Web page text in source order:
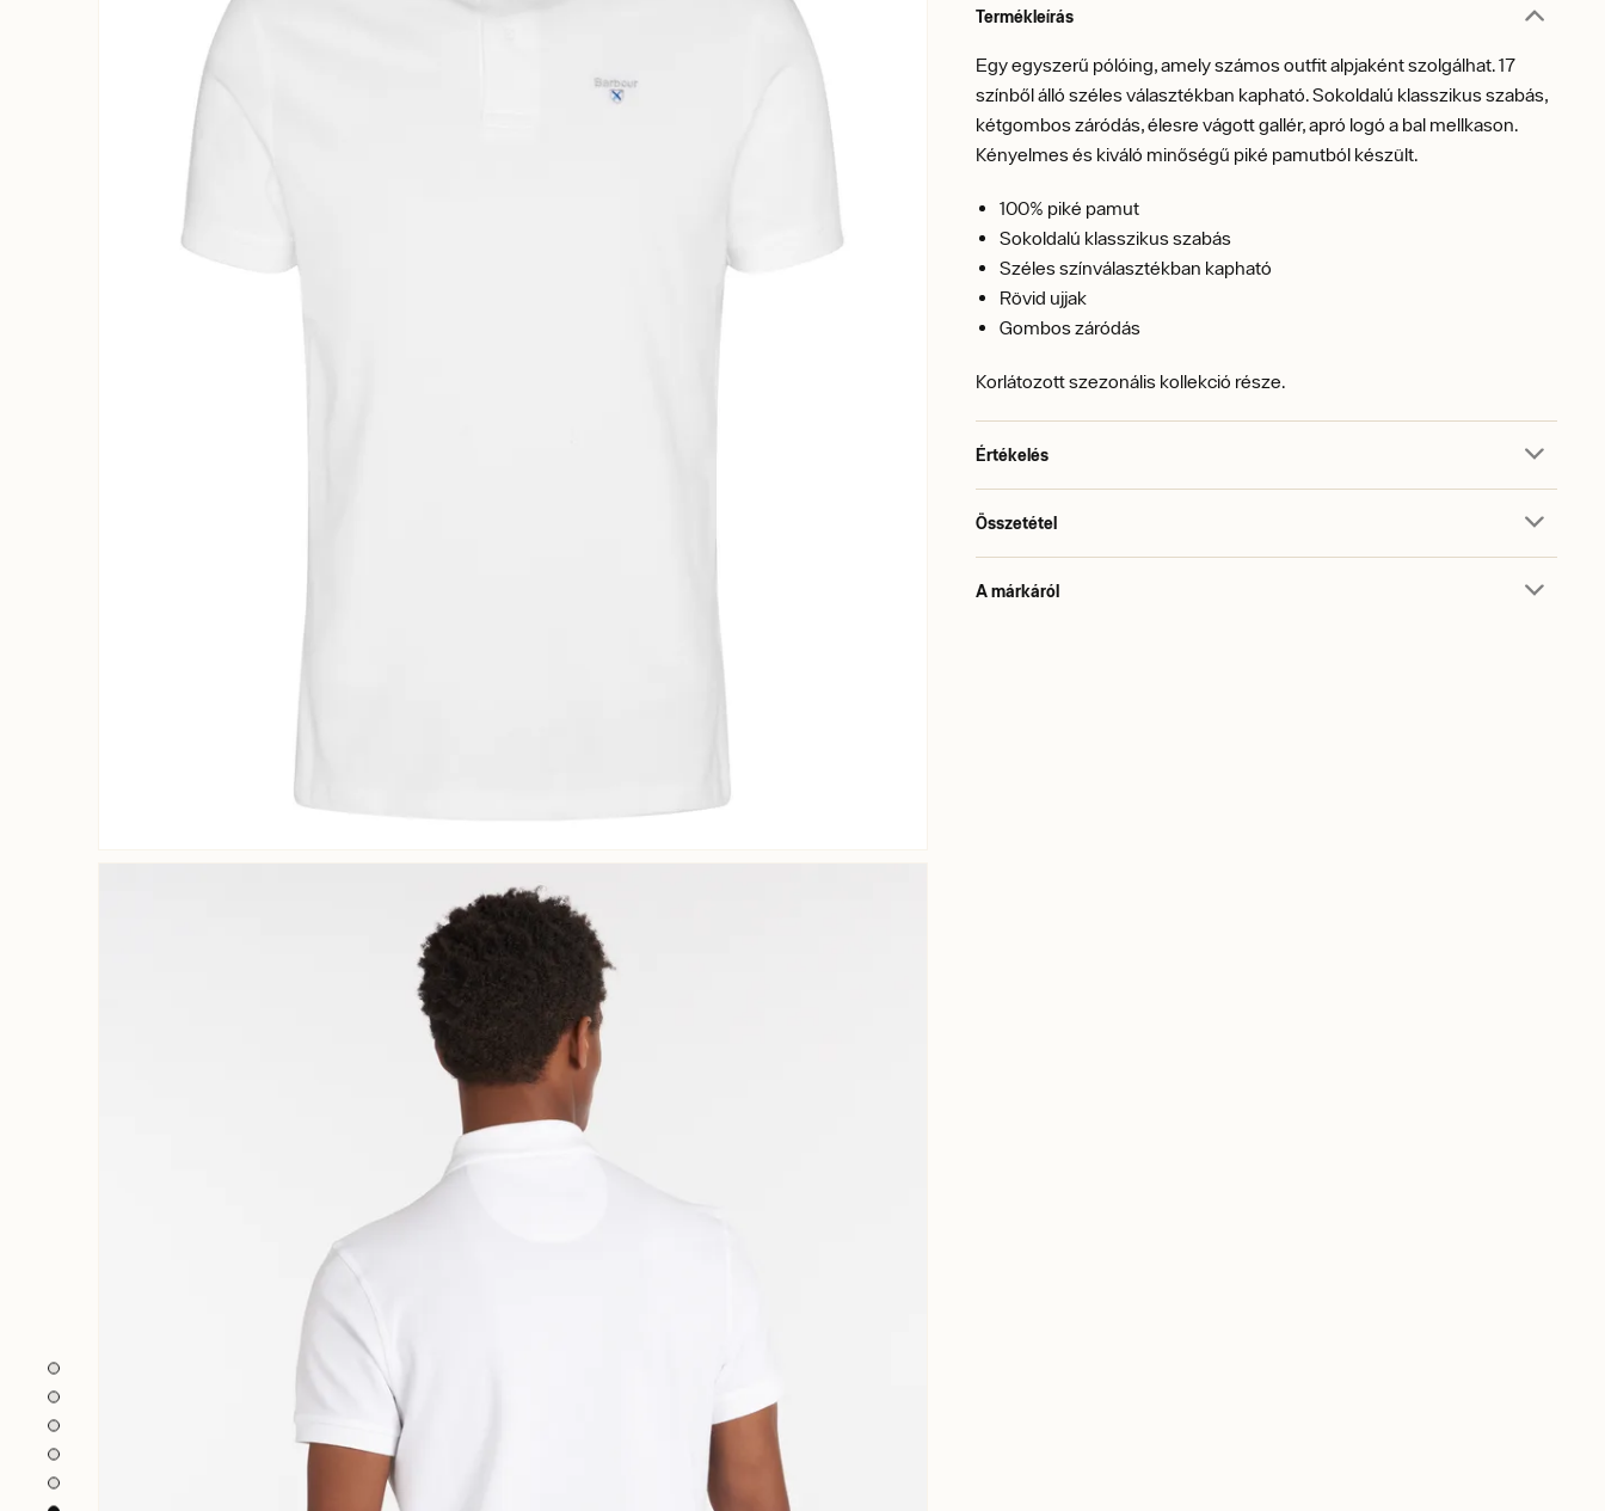
Termékleírás
Egy egyszerű pólóing, amely számos outfit alpjaként szolgálhat. 17
színből álló széles választékban kapható. Sokoldalú klasszikus szabás,
kétgombos záródás, élesre vágott gallér, apró logó a bal mellkason.
Kényelmes és kiváló minőségű piké pamutból készült.
100% piké pamut
Sokoldalú klasszikus szabás
Széles színválasztékban kapható
Rövid ujjak
Gombos záródás
Korlátozott szezonális kollekció része.
Értékelés
Összetétel
A márkáról